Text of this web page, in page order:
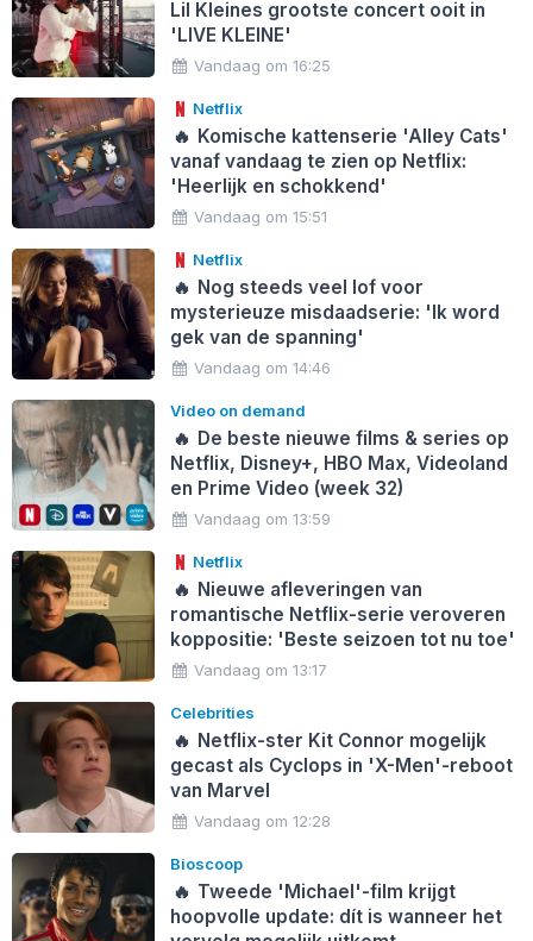
Lil Kleines grootste concert ooit in
'LIVE KLEINE'
Vandaag om 16:25
Netflix
🔥 Komische kattenserie 'Alley Cats'
vanaf vandaag te zien op Netflix:
'Heerlijk en schokkend'
Vandaag om 15:51
Netflix
🔥 Nog steeds veel lof voor
mysterieuze misdaadserie: 'Ik word
gek van de spanning'
Vandaag om 14:46
Video on demand
🔥 De beste nieuwe films & series op
Netflix, Disney+, HBO Max, Videoland
en Prime Video (week 32)
Vandaag om 13:59
Netflix
🔥 Nieuwe afleveringen van
romantische Netflix-serie veroveren
koppositie: 'Beste seizoen tot nu toe'
Vandaag om 13:17
Celebrities
🔥 Netflix-ster Kit Connor mogelijk
gecast als Cyclops in 'X-Men'-reboot
van Marvel
Vandaag om 12:28
Bioscoop
🔥 Tweede 'Michael'-film krijgt
hoopvolle update: dít is wanneer het